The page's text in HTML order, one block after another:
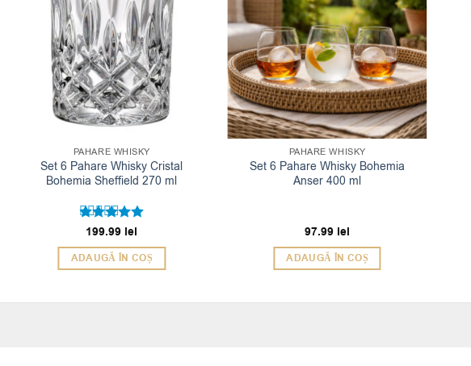
PAHARE WHISKY
Set 6 Pahare Whisky Cristal
Bohemia Sheffield 270 ml
Evaluat la
5
199.99 lei
ADAUGĂ ÎN COȘ
PAHARE WHISKY
Set 6 Pahare Whisky Bohemia
Anser 400 ml
97.99 lei
ADAUGĂ ÎN COȘ